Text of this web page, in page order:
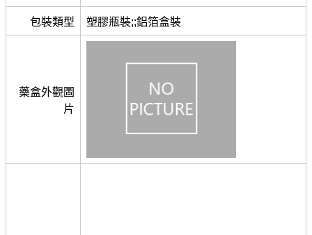
包裝類型 塑膠瓶裝;;鋁箔盒裝
藥盒外觀圖
片